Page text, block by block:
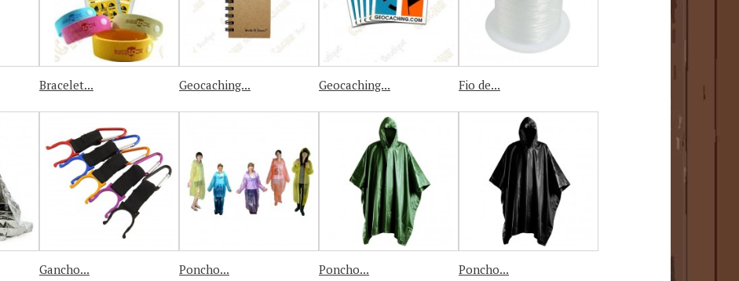
Bracelet... Geocaching... Geocaching... Fio de...
Gancho... Poncho... Poncho... Poncho...